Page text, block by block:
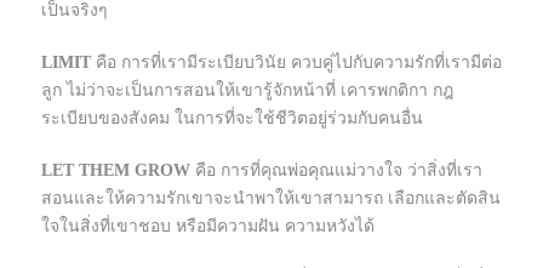
เป็นจริงๆ
LIMIT คือ การที่เรามีระเบียบวินัย ควบคู่ไปกับความรักที่เรามีต่อ
ลูก ไม่ว่าจะเป็นการสอนให้เขารู้จักหน้าที่ เคารพกติกา กฎ
ระเบียบของสังคม ในการที่จะใช้ชีวิตอยู่ร่วมกับคนอื่น
LET THEM GROW คือ การที่คุณพ่อคุณแม่วางใจ ว่าสิ่งที่เรา
สอนและให้ความรักเขาจะนำพาให้เขาสามารถ เลือกและตัดสิน
ใจในสิ่งที่เขาชอบ หรือมีความฝัน ความหวังได้